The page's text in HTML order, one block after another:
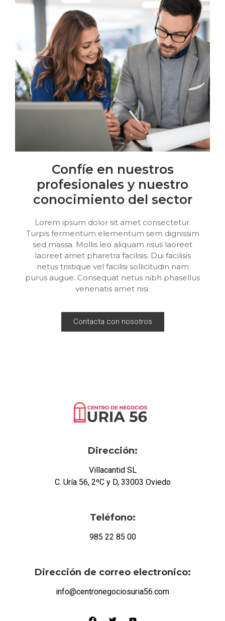
Confíe en nuestros
profesionales y nuestro
conocimiento del sector
Lorem ipsum dolor sit amet consectetur.
Turpis fermentum elementum sem dignissim
sed massa. Mollis leo aliquam risus laoreet
laoreet amet pharetra facilisis. Dui facilisis
netus tristique vel facilisi sollicitudin nam
purus augue. Consequat netus nibh phasellus
venenatis amet nisi.
Contacta con nosotros
Dirección:
Villacantid SL
C. Uría 56, 2ºC y D, 33003 Oviedo
Teléfono:
985 22 85 00
Dirección de correo electronico:
info@centronegociosuria56.com